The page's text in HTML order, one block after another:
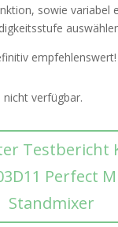
sowie variabel
empfehlenswert!
verfügbar.
Testbericht
Perfect
Standmixer